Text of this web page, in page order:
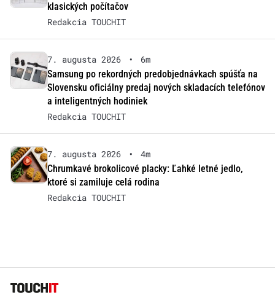
klasických počítačov
Redakcia TOUCHIT
7. augusta 2026 •
6m
Samsung po rekordných predobjednávkach spúšťa na
Slovensku oficiálny predaj nových skladacích telefónov
a inteligentných hodiniek
Redakcia TOUCHIT
7. augusta 2026 •
4m
Chrumkavé brokolicové placky: Ľahké letné jedlo,
ktoré si zamiluje celá rodina
Redakcia TOUCHIT